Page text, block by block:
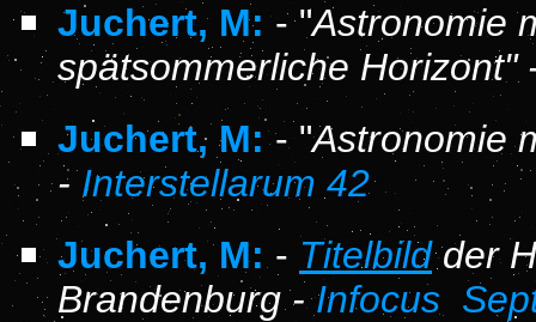
Juchert, M: - "Astronomie
spätsommerliche Horizont"
Juchert, M:- "Astronomie
-Interstellarum 42
Juchert, M: - Titelbildder
Brandenburg -Infocus